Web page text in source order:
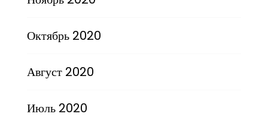
Октябрь 2020
Август 2020
Июль 2020